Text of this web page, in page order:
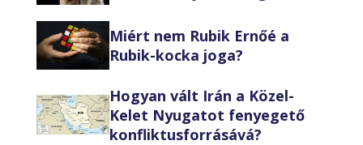
Miért nem Rubik Ernőé a
Rubik-kocka joga?
Hogyan vált Irán a Közel-
Kelet Nyugatot fenyegető
konfliktusforrásává?